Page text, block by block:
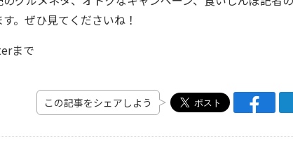
。ぜひ見てくださいね！
まで
この記事をシェアしよう